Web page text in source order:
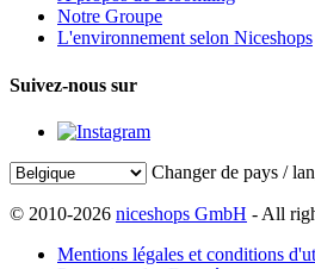
Notre Groupe
L'environnement selon Niceshops
Suivez-nous sur
Changer de pays /
© 2010-2026 niceshops GmbH - All
Mentions légales et conditions